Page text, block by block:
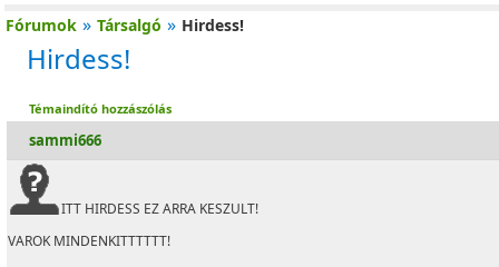
Fórumok » Társalgó » Hirdess!
Hirdess!
Témaindító hozzászólás
sammi666
ITT HIRDESS EZ ARRA KESZULT!
VAROK MINDENKITTTTTT!